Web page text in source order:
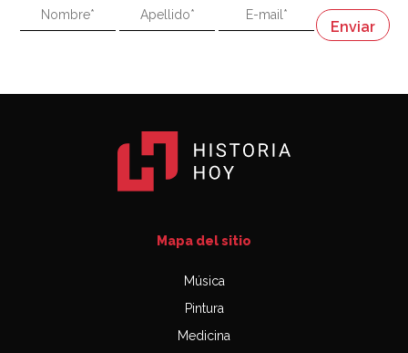
"En política, la estupidez no es una desventaja"
Napoleón
Mapa del sitio
Música
Pintura
Medicina